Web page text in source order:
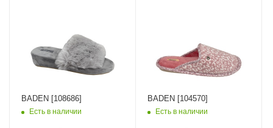
BADEN [108686]
Есть в наличии
BADEN [104570]
Есть в наличии